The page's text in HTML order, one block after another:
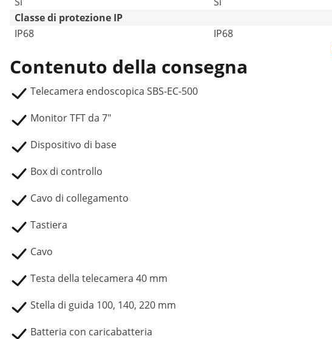
Classe di protezione IP
IP68
IP68
Contenuto della consegna
Telecamera endoscopica SBS-EC-500
Monitor TFT da 7"
Dispositivo di base
Box di controllo
Cavo di collegamento
Tastiera
Cavo
Testa della telecamera 40 mm
Stella di guida 100, 140, 220 mm
Batteria con caricabatteria